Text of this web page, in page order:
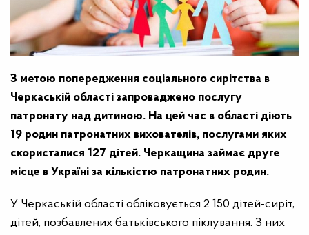
З метою попередження соціального сирітства в
Черкаській області запроваджено послугу
патронату над дитиною. На цей час в області діють
19 родин патронатних вихователів, послугами яких
скористалися 127 дітей. Черкащина займає друге
місце в Україні за кількістю патронатних родин.
У Черкаській області обліковується 2 150 дітей-сиріт,
дітей, позбавлених батьківського піклування. З них